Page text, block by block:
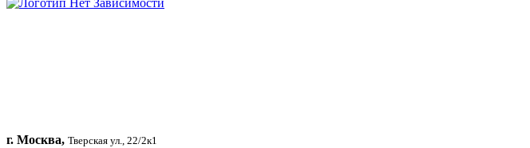
г. Москва, Тверская ул., 22/2к1